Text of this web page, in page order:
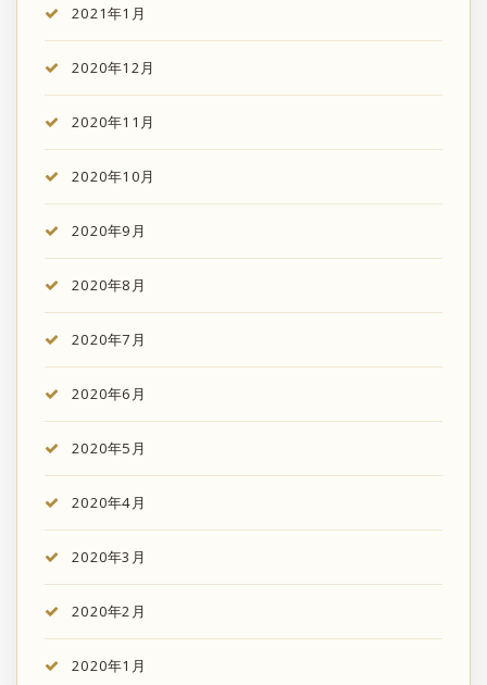
2021年1月
2020年12月
2020年11月
2020年10月
2020年9月
2020年8月
2020年7月
2020年6月
2020年5月
2020年4月
2020年3月
2020年2月
2020年1月